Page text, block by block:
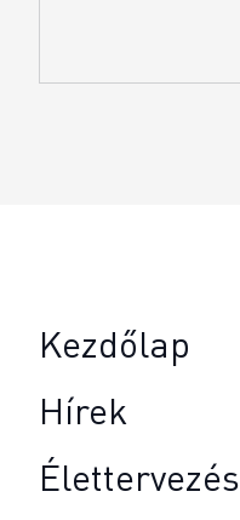
Kezdőlap
Hírek
Élettervezés